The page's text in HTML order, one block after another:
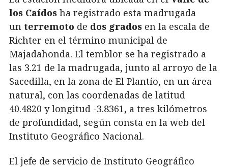
los Caídos ha registrado esta madrugada
un terremoto de dos grados en la escala de
Richter en el término municipal de
Majadahonda. El temblor se ha registrado a
las 3.21 de la madrugada, junto al arroyo de la
Sacedilla, en la zona de El Plantío, en un área
natural, con las coordenadas de latitud
40.4820 y longitud -3.8361, a tres kilómetros
de profundidad, según consta en la web del
Instituto Geográfico Nacional.
El jefe de servicio de Instituto Geográfico